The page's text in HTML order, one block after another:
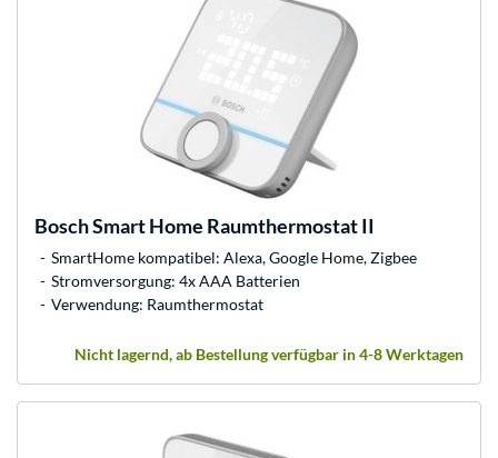
BoschSmart Home Raumthermostat II
SmartHome kompatibel: Alexa, Google Home, Zigbee
Stromversorgung: 4x AAA Batterien
Verwendung: Raumthermostat
Nicht lagernd, ab Bestellung verfügbar in 4-8 Werktagen